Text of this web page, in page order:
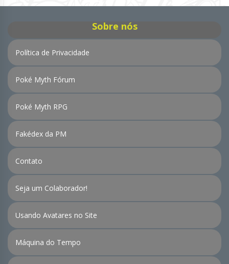
Sobre nós
Política de Privacidade
Poké Myth Fórum
Poké Myth RPG
Fakédex da PM
Contato
Seja um Colaborador!
Usando Avatares no Site
Máquina do Tempo